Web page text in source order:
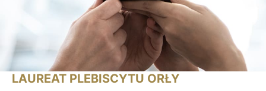
LAUREAT PLEBISCYTU ORŁY